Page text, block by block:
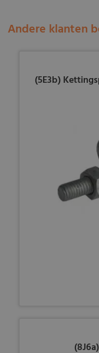
Andere klanten
(5E3b)